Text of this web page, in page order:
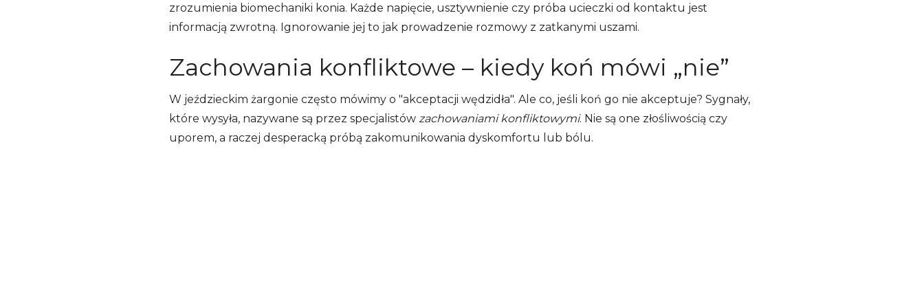
zrozumienia biomechaniki konia. Każde napięcie, usztywnienie czy próba ucieczki od kontaktu jest
informacją zwrotną. Ignorowanie jej to jak prowadzenie rozmowy z zatkanymi uszami.
Zachowania konfliktowe – kiedy koń mówi „nie”
W jeździeckim żargonie często mówimy o "akceptacji wędzidła". Ale co, jeśli koń go nie akceptuje? Sygnały,
które wysyła, nazywane są przez specjalistów zachowaniami konfliktowymi. Nie są one złośliwością czy
uporem, a raczej desperacką próbą zakomunikowania dyskomfortu lub bólu.